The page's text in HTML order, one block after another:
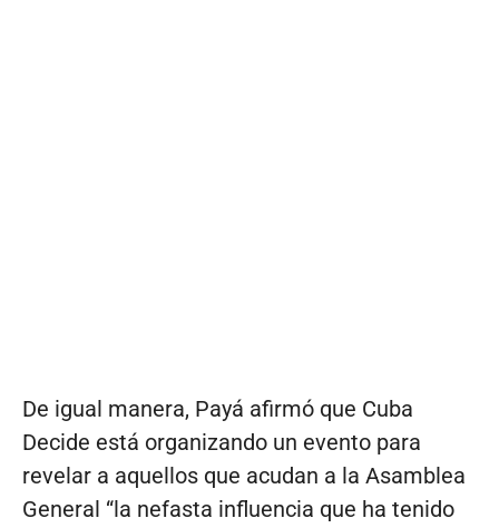
De igual manera, Payá afirmó que Cuba
Decide está organizando un evento para
revelar a aquellos que acudan a la Asamblea
General “la nefasta influencia que ha tenido